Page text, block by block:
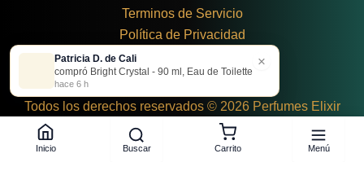
Terminos de Servicio
Política de Privacidad
+
Todos los derechos reservados © 2026 Perfumes Elixir
Inicio Buscar Carrito Menú
Patricia D. de Cali
compró Bright Crystal - 90 ml, Eau de Toilette
hace 6 h
×